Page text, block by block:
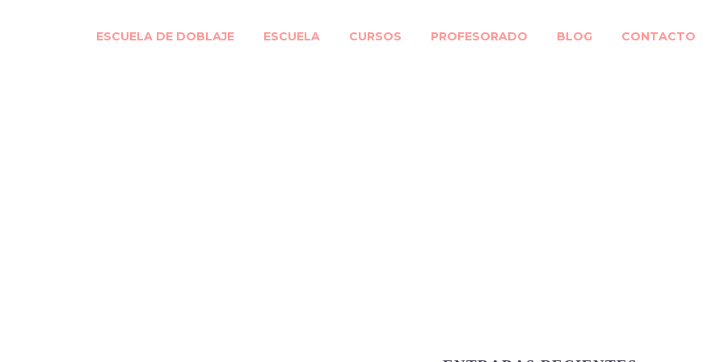
ESCUELA DE DOBLAJE ESCUELA CURSOS PROFESORADO BLOG CONTACTO